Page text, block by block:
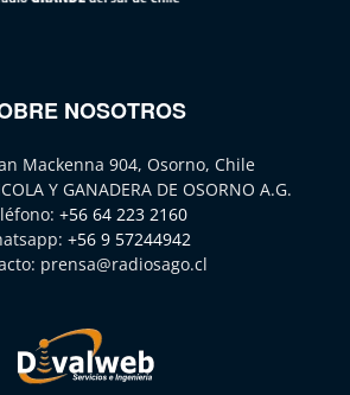
NOSOTROS
Mackenna 904, Osorno, Chile
Y GANADERA DE OSORNO A.G.
+56 64 223 2160
+56 9 57244942
prensa@radiosago.cl